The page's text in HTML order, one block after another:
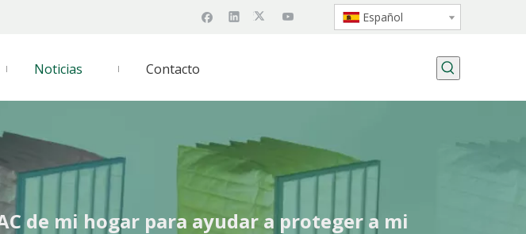
Español
Noticias Contacto
de mi hogar para ayudar a proteger a mi